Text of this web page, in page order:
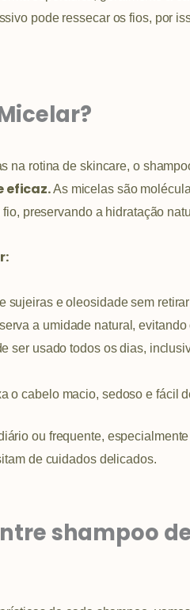
pode ressecar os fios, por
na rotina de skincare, o
eficaz.As micelas são
preservando a hidratação
sujeiras e oleosidade sem
a umidade natural,
ser usado todos os dias,
o cabelo macio, sedoso e fácil
ou frequente,
de cuidados delicados.
shampoo